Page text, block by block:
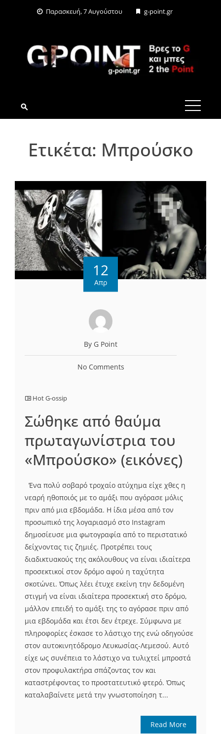
Παρασκευή, 7 Αυγούστου g-point.gr
G-POINT.GR
Ετικέτα: Μπρούσκο
12
Απρ
By G Point
No Comments
Hot G-ossip
Σώθηκε από θαύμα
πρωταγωνίστρια του
«Μπρούσκο» (εικόνες)
Ένα πολύ σοβαρό τροχαίο ατύχημα είχε χθες η
νεαρή ηθοποιός με το αμάξι που αγόρασε μόλις
πριν από μια εβδομάδα. Η ίδια μέσα από τον
προσωπικό της λογαριασμό στο Ιnstagram
δημοσίευσε μια φωτογραφία από το περιστατικό
δείχνοντας τις ζημιές. Προτρέπει τους
διαδικτυακούς της ακόλουθους να είναι ιδιαίτερα
προσεκτικοί στον δρόμο αφού η ταχύτητα
σκοτώνει. Όπως λέει έτυχε εκείνη την δεδομένη
στιγμή να είναι ιδιαίτερα προσεκτική στο δρόμο,
μάλλον επειδή το αμάξι της το αγόρασε πριν από
μια εβδομάδα και έτσι δεν έτρεχε. Σύμφωνα με
πληροφορίες έσκασε το λάστιχο της ενώ οδηγούσε
στον αυτοκινητόδρομο Λευκωσίας-Λεμεσού. Αυτό
είχε ως συνέπεια το λάστιχο να τυλιχτεί μπροστά
στον προφυλακτήρα σπάζοντας τον και
καταστρέφοντας το προστατευτικό φτερό. Όπως
καταλαβαίνετε μετά την γνωστοποίηση τ...
Read More